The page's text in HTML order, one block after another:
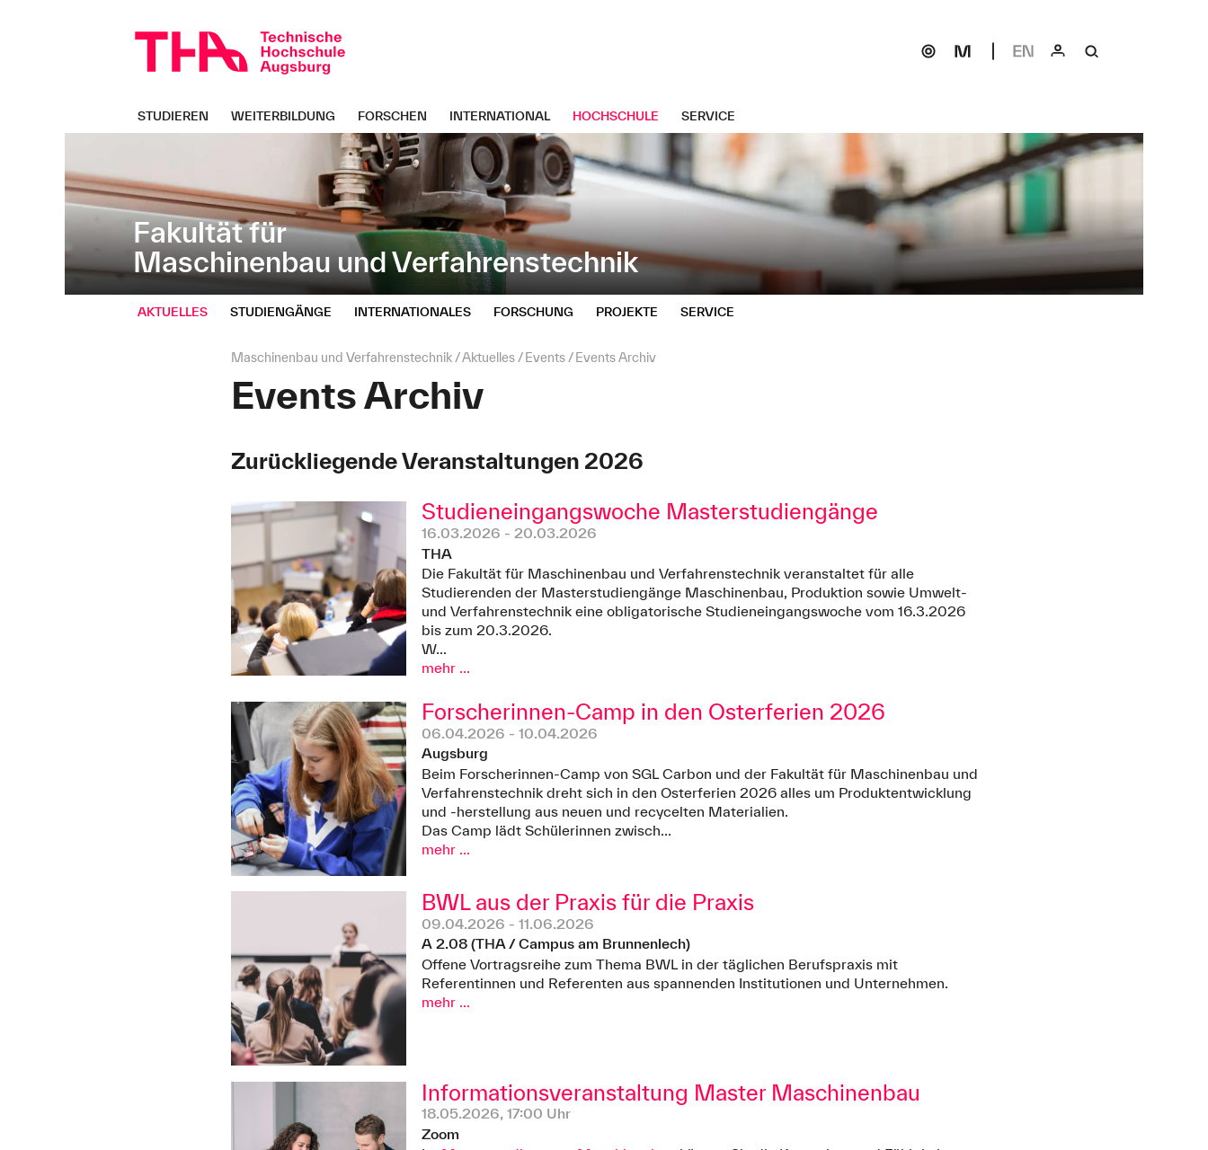
überspringen
Fakultät für
Maschinenbau und Verfahrenstechnik
STUDIEREN WEITERBILDUNG FORSCHEN INTERNATIONAL HOCHSCHULE SERVICE
AKTUELLES STUDIENGÄNGE INTERNATIONALES FORSCHUNG PROJEKTE SERVICE
Seitenpfad:
Maschinenbau und Verfahrenstechnik Aktuelles Events Events Archiv
Events Archiv
Zurückliegende Veranstaltungen 2026
Studieneingangswoche Masterstudiengänge
16.03.2026 - 20.03.2026
THA
Die Fakultät für Maschinenbau und Verfahrenstechnik veranstaltet für alle
Studierenden der Masterstudiengänge Maschinenbau, Produktion sowie Umwelt-
und Verfahrenstechnik eine obligatorische Studieneingangswoche vom 16.3.2026
bis zum 20.3.2026.
W...
mehr ...
Forscherinnen-Camp in den Osterferien 2026
06.04.2026 - 10.04.2026
Augsburg
Beim Forscherinnen-Camp von SGL Carbon und der Fakultät für Maschinenbau und
Verfahrenstechnik dreht sich in den Osterferien 2026 alles um Produktentwicklung
und -herstellung aus neuen und recycelten Materialien.
Das Camp lädt Schülerinnen zwisch...
mehr ...
BWL aus der Praxis für die Praxis
09.04.2026 - 11.06.2026
A 2.08 (THA / Campus am Brunnenlech)
Offene Vortragsreihe zum Thema BWL in der täglichen Berufspraxis mit
Referentinnen und Referenten aus spannenden Institutionen und Unternehmen.
mehr ...
Informationsveranstaltung Master Maschinenbau
18.05.2026, 17:00 Uhr
Zoom